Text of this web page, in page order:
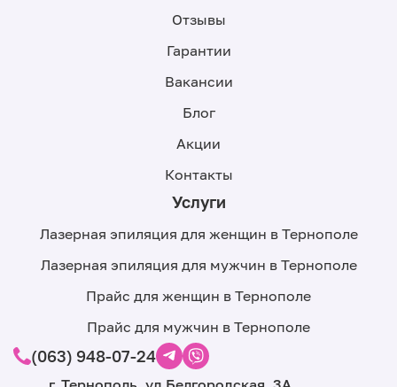
Отзывы
Гарантии
Вакансии
Блог
Акции
Контакты
Услуги
Лазерная эпиляция для женщин в Тернополе
Лазерная эпиляция для мужчин в Тернополе
Прайс для женщин в Тернополе
Прайс для мужчин в Тернополе
(063) 948-07-24